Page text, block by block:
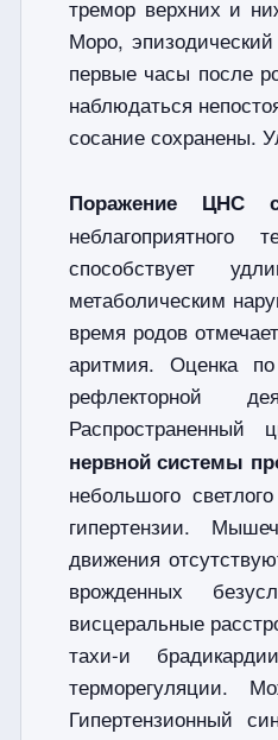
тремор верхних и
Моро,
первые часы после
наблюдаться
сосание сохранены.
Поражение ЦНС
неблагоприятного
способствует
метаболическим
время родов
аритмия. Оценка
рефлекторной
Распространенный
нервной системы
небольшого
гипертензии.
движения
врожденных
висцеральные
тахи-и
терморегуляции.
Гипертензионный